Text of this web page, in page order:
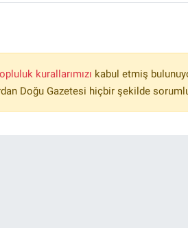
kurallarımızı kabul etmiş
Doğu Gazetesi hiçbir şekilde